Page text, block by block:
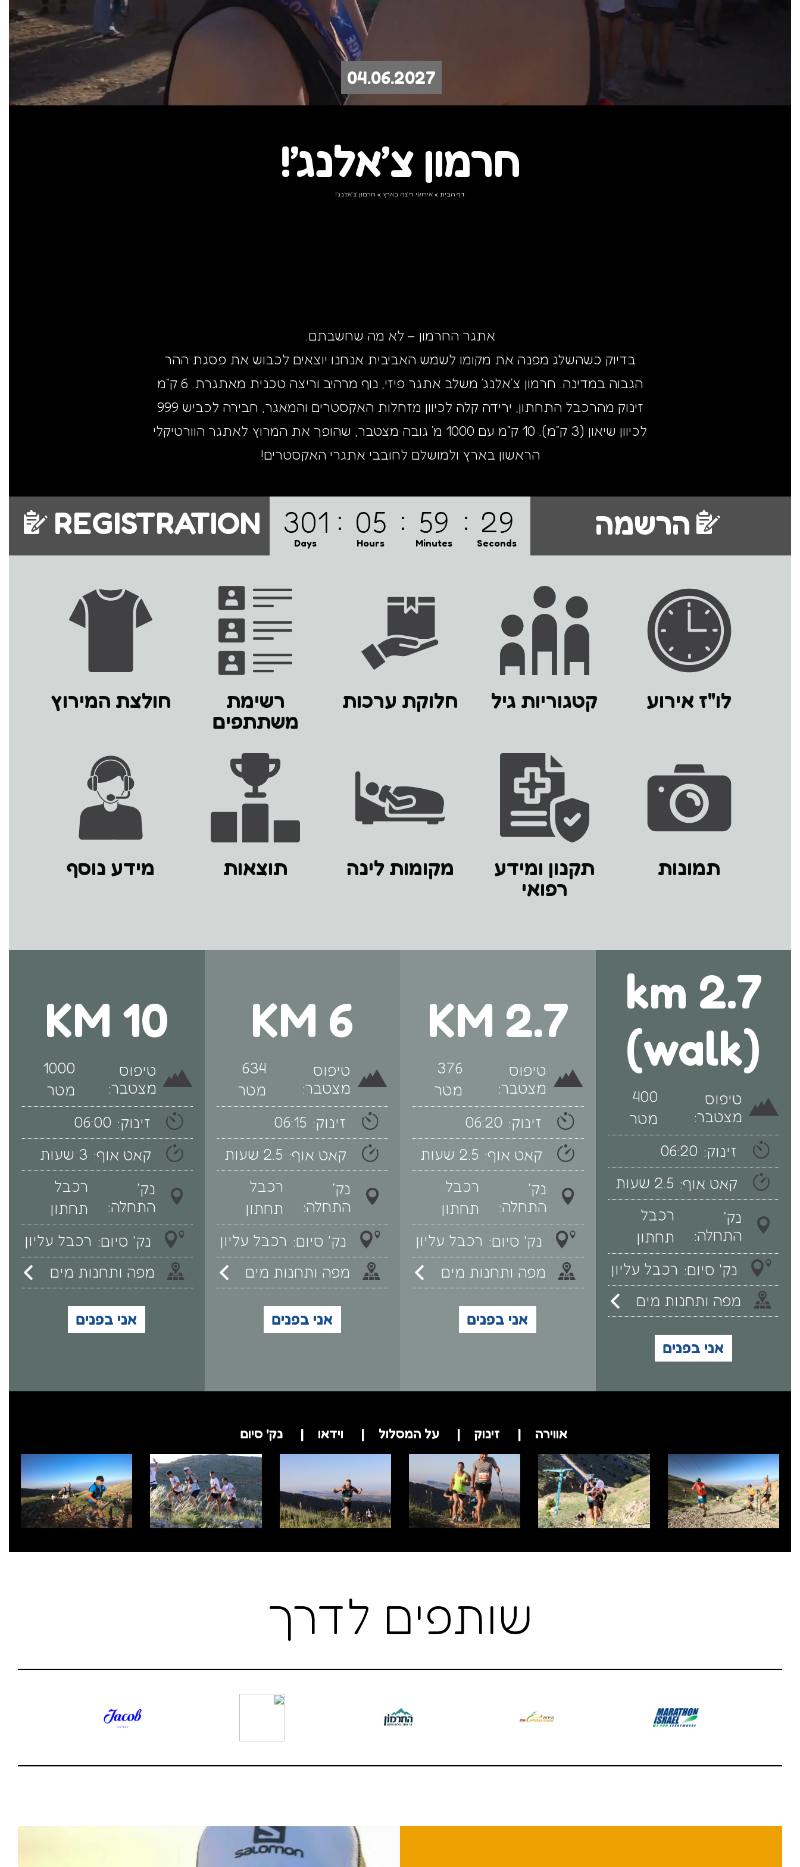
04.06.2027
חרמון צ׳אלנג׳!
דף הבית » אירועי ריצה בארץ » חרמון צ׳אלנג׳!
אתגר החרמון – לא מה שחשבתם.
בדיוק כשהשלג מפנה את מקומו לשמש האביבית אנחנו יוצאים לכבוש את פסגת ההר
הגבוה במדינה. חרמון צ׳אלנג׳ משלב אתגר פיזי, נוף מרהיב וריצה טכנית מאתגרת. 6 ק”מ
זינוק מהרכבל התחתון, ירידה קלה לכיוון מזחלות האקסטרים והמאגר, חבירה לכביש 999
לכיוון שיאון (3 ק”מ). 10 ק״מ עם 1000 מ׳ גובה מצטבר, שהופך את המרוץ לאתגר הוורטיקלי
הראשון בארץ ולמושלם לחובבי אתגרי האקסטרים!
הרשמה 301
Days
05
Hours
59
Minutes
27
Seconds
REGISTRATION
לו"ז אירוע קטגוריות גיל חלוקת ערכות
רשימת
משתתפים
חולצת המירוץ
תמונות
תקנון ומידע
רפואי
מקומות לינה תוצאות מידע נוסף
10 KM
טיפוס
מצטבר:
1000
מטר
זינוק: 06:00
קאט אוף: 3 שעות
נק׳
התחלה:
רכבל
תחתון
נק' סיום: רכבל עליון
מפה ותחנות מים
אני בפנים
6 KM
טיפוס
מצטבר:
634
מטר
זינוק: 06:15
קאט אוף: 2.5 שעות
נק׳
התחלה:
רכבל
תחתון
נק' סיום: רכבל עליון
מפה ותחנות מים
אני בפנים
2.7 KM
טיפוס
מצטבר:
376
מטר
זינוק: 06:20
קאט אוף: 2.5 שעות
נק׳
התחלה:
רכבל
תחתון
נק' סיום: רכבל עליון
מפה ותחנות מים
אני בפנים
2.7 km
(walk)
טיפוס
מצטבר:
400
מטר
זינוק: 06:20
קאט אוף: 2.5 שעות
נק׳
התחלה:
רכבל
תחתון
נק' סיום: רכבל עליון
מפה ותחנות מים
אני בפנים
אווירה זינוק על המסלול וידאו נק' סיום
שותפים לדרך